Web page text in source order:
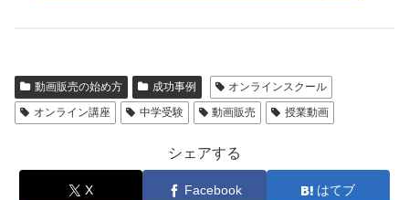
動画販売の始め方 成功事例
オンラインスクール
オンライン講座
中学受験 動画販売 授業動画
シェアする
X Facebook はてブ